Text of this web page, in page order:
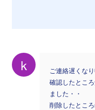
k
ご連絡遅くな
確認したとこ
ました・・
削除したとこ